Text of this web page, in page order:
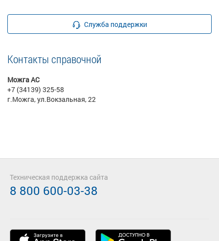
Служба поддержки
Контакты справочной
Можга АС
+7 (34139) 325-58
г.Можга, ул.Вокзальная, 22
Техническая поддержка сайта
8 800 600-03-38